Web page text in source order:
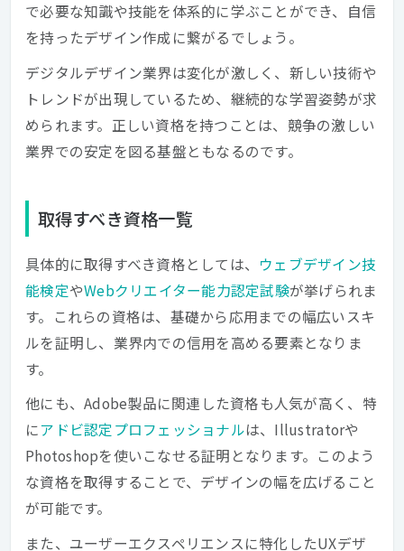
で必要な知識や技能を体系的に学ぶことができ、自信
を持ったデザイン作成に繋がるでしょう。
デジタルデザイン業界は変化が激しく、新しい技術や
トレンドが出現しているため、継続的な学習姿勢が求
められます。正しい資格を持つことは、競争の激しい
業界での安定を図る基盤ともなるのです。
取得すべき資格一覧
具体的に取得すべき資格としては、 ウェブデザイン技
能検定やWebクリエイター能力認定試験が挙げられま
す。これらの資格は、基礎から応用までの幅広いスキ
ルを証明し、業界内での信用を高める要素となりま
す。
他にも、Adobe製品に関連した資格も人気が高く、特
にアドビ認定プロフェッショナルは、Illustratorや
Photoshopを使いこなせる証明となります。このよう
な資格を取得することで、デザインの幅を広げること
が可能です。
また、ユーザーエクスペリエンスに特化したUXデザ